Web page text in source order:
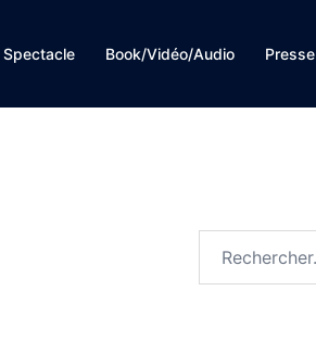
Spectacle Book/Vidéo/Audio Presse